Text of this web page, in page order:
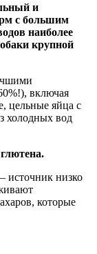
и
с большим
наиболее
крупной
включая
цельные яйца с
холодных вод
источник низко
которые